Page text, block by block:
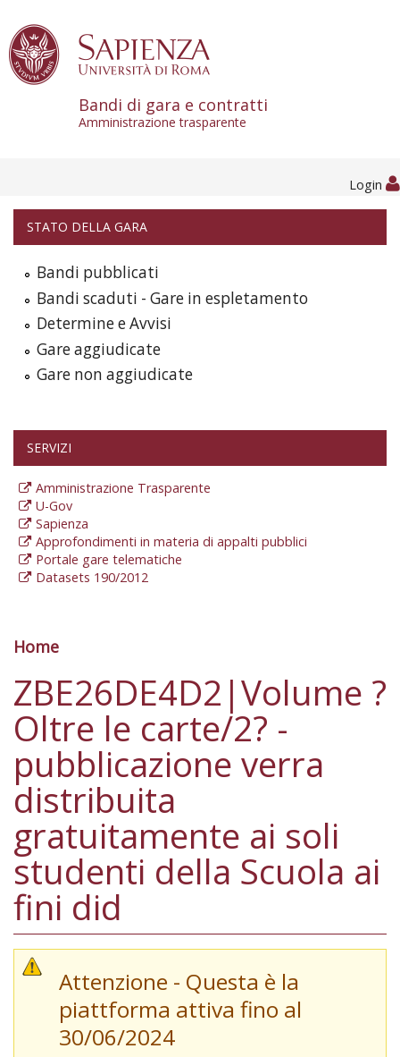
Bandi di gara e contratti
Amministrazione trasparente
Login
STATO DELLA GARA
Bandi pubblicati
Bandi scaduti - Gare in espletamento
Determine e Avvisi
Gare aggiudicate
Gare non aggiudicate
SERVIZI
Amministrazione Trasparente
U-Gov
Sapienza
Approfondimenti in materia di appalti pubblici
Portale gare telematiche
Datasets 190/2012
Tu sei qui
Home
ZBE26DE4D2|Volume ?
Oltre le carte/2? -
pubblicazione verra
distribuita
gratuitamente ai soli
studenti della Scuola ai
fini did
Attenzione - Questa è la
piattforma attiva fino al
30/06/2024